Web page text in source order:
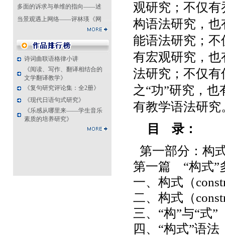
多面的诉求与单维的指向——述
当景观遇上网络——评林瑛《网
诗词曲联语格律小讲
《阅读、写作、翻译相结合的
文学翻译教学》
《复句研究评论集：全2册》
《现代日语句式研究》
《乐感从哪里来——学生音乐
素质的培养研究》
观研究；不仅
构语法研究，
能语法研究；
有宏观研究，
法研究；不仅
之“功”研究，
有教学语法研究
目
录：
第一部分：构
第一篇 “构式”
一、构式（
二、构式（
三、“构”与“式”
四、“构式”语法